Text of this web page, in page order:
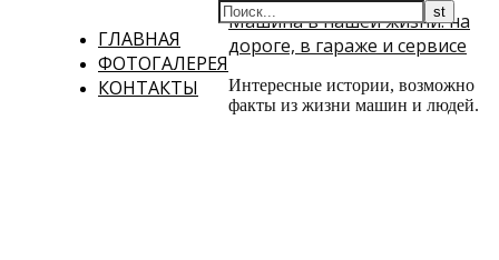
ГЛАВНАЯ
ФОТОГАЛЕРЕЯ
КОНТАКТЫ
Машина в нашей жизни: на
дороге, в гараже и сервисе
Интересные истории, возможно
факты из жизни машин и людей.